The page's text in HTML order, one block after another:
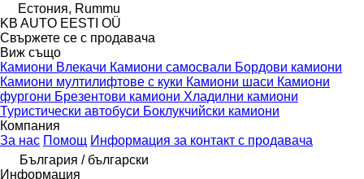
Естония, Rummu
KB AUTO EESTI OÜ
Свържете се с продавача
Виж също
Камиони Влекачи Камиони самосвали Бордови камиони
Камиони мултилифтове с куки Камиони шаси Камиони
фургони Брезентови камиони Хладилни камиони
Туристически автобуси Боклукчийски камиони
Компания
За нас Помощ Информация за контакт с продавача
България / български
Информация